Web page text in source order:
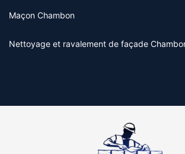
Maçon Chambon
Nettoyage et ravalement de façade